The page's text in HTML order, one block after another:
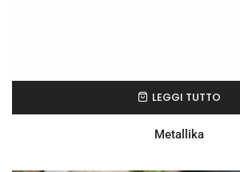
LEGGI TUTTO
Metallika